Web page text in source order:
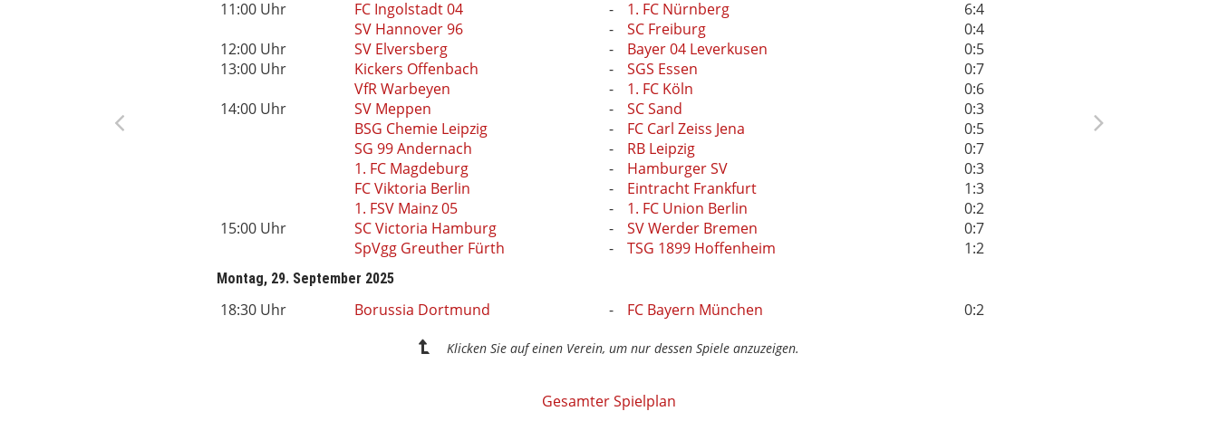
11:00 Uhr FC Ingolstadt 04 1. FC Nürnberg
6:4
SV Hannover 96
SC Freiburg
0:4
12:00 Uhr
SV Elversberg Bayer 04 Leverkusen
0:5
13:00 Uhr
Kickers Offenbach SGS Essen
0:7
VfR Warbeyen
1. FC Köln
0:6
14:00 Uhr
SV Meppen SC Sand
0:3
BSG Chemie Leipzig
FC Carl Zeiss Jena
0:5
SG 99 Andernach
RB Leipzig
0:7
1. FC Magdeburg
Hamburger SV
0:3
FC Viktoria Berlin
Eintracht Frankfurt
1:3
1. FSV Mainz 05
1. FC Union Berlin
0:2
15:00 Uhr
SC Victoria Hamburg SV Werder Bremen
0:7
SpVgg Greuther Fürth
TSG 1899 Hoffenheim 1:2
Montag, 29. September 2025
18:30 Uhr Borussia Dortmund FC Bayern München 0:2
Klicken Sie auf einen Verein, um nur dessen Spiele anzuzeigen.
Gesamter Spielplan